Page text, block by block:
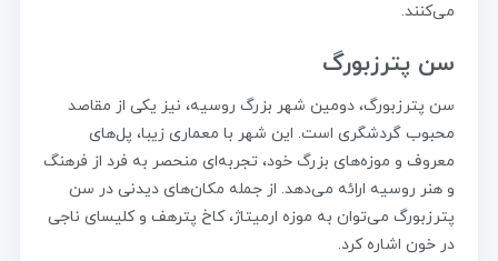
می‌کنند.
سن پترزبورگ
سن پترزبورگ، دومین شهر بزرگ روسیه، نیز یکی از مقاصد
محبوب گردشگری است. این شهر با معماری زیبا، پل‌های
معروف و موزه‌های بزرگ خود، تجربه‌ای منحصر به فرد از فرهنگ
و هنر روسیه ارائه می‌دهد. از جمله مکان‌های دیدنی در سن
پترزبورگ می‌توان به موزه ارمیتاژ، کاخ پترهف و کلیسای ناجی
در خون اشاره کرد.